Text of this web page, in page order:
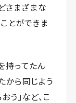
さまざまな
とができま
持ってたん
から同じよう
う」など、こ